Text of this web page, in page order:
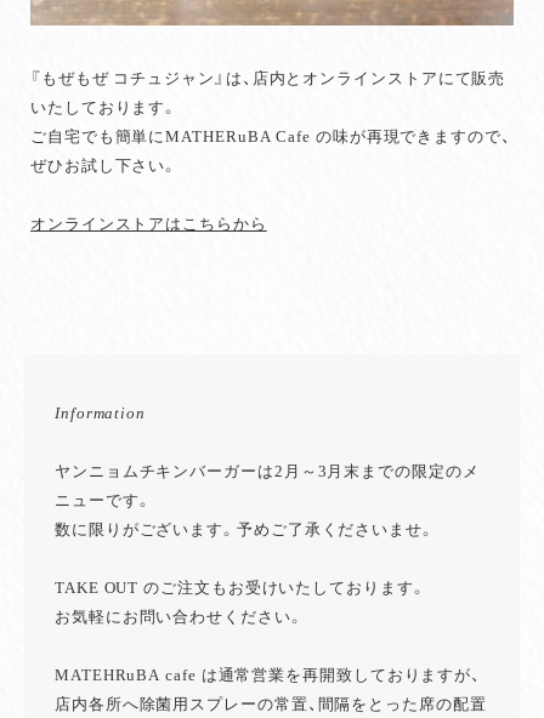
『もぜもぜ コチュジャン』は、店内とオンラインストアにて販売
いたしております。
ご自宅でも簡単にMATHERuBA Cafe の味が再現できますので、
ぜひお試し下さい。
オンラインストアはこちらから
Information
ヤンニョムチキンバーガーは2月～3月末までの限定のメ
ニューです。
数に限りがございます。予めご了承くださいませ。
TAKE OUT のご注文もお受けいたしております。
お気軽にお問い合わせください。
MATEHRuBA cafe は通常営業を再開致しておりますが、
店内各所へ除菌用スプレーの常置、間隔をとった席の配置